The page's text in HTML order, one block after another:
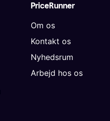
PriceRunner
Om os
Kontakt os
Nyhedsrum
Arbejd hos os